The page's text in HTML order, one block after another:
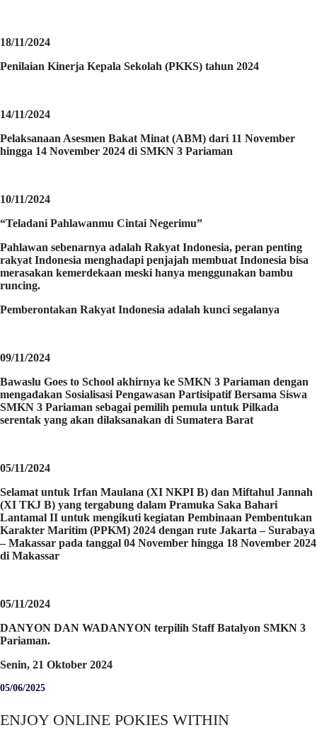
18/11/2024
Penilaian Kinerja Kepala Sekolah (PKKS) tahun 2024
14/11/2024
Pelaksanaan Asesmen Bakat Minat (ABM) dari 11 November
hingga 14 November 2024 di SMKN 3 Pariaman
10/11/2024
“Teladani Pahlawanmu Cintai Negerimu”
Pahlawan sebenarnya adalah Rakyat Indonesia, peran penting
rakyat Indonesia menghadapi penjajah membuat Indonesia bisa
merasakan kemerdekaan meski hanya menggunakan bambu
runcing.
Pemberontakan Rakyat Indonesia adalah kunci segalanya
09/11/2024
Bawaslu Goes to School akhirnya ke SMKN 3 Pariaman dengan
mengadakan Sosialisasi Pengawasan Partisipatif Bersama Siswa
SMKN 3 Pariaman sebagai pemilih pemula untuk Pilkada
serentak yang akan dilaksanakan di Sumatera Barat
05/11/2024
Selamat untuk Irfan Maulana (XI NKPI B) dan Miftahul Jannah
(XI TKJ B) yang tergabung dalam Pramuka Saka Bahari
Lantamal II untuk mengikuti kegiatan Pembinaan Pembentukan
Karakter Maritim (PPKM) 2024 dengan rute Jakarta – Surabaya
– Makassar pada tanggal 04 November hingga 18 November 2024
di Makassar
05/11/2024
DANYON DAN WADANYON terpilih Staff Batalyon SMKN 3
Pariaman.
Senin, 21 Oktober 2024
05/06/2025
ENJOY ONLINE POKIES WITHIN